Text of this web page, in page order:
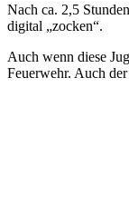
Nach ca. 2,5
digital „zocken“.
Auch wenn diese
Feuerwehr. Auch